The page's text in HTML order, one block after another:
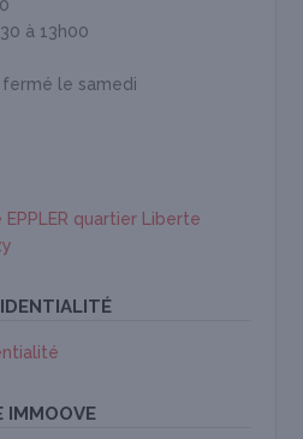
à 13h00
fermé le samedi
quartier Liberte
IMMOOVE